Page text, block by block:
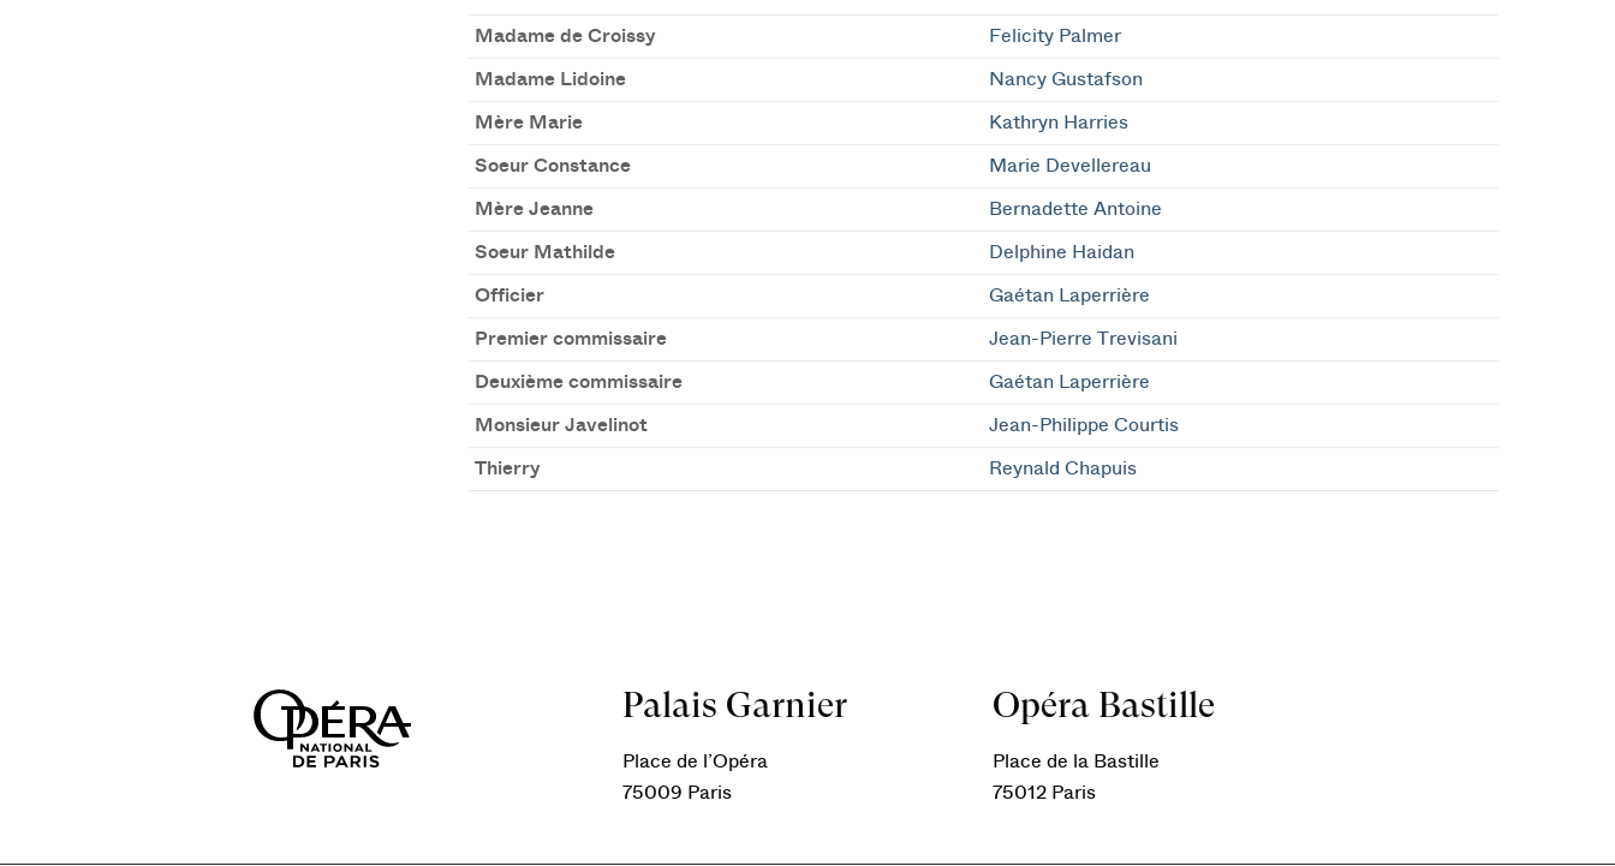
Madame de Croissy Felicity Palmer
Madame Lidoine Nancy Gustafson
Mère Marie Kathryn Harries
Soeur Constance Marie Devellereau
Mère Jeanne Bernadette Antoine
Soeur Mathilde Delphine Haidan
Officier Gaétan Laperrière
Premier commissaire Jean-Pierre Trevisani
Deuxième commissaire Gaétan Laperrière
Monsieur Javelinot Jean-Philippe Courtis
Thierry Reynald Chapuis
Palais Garnier
Place de l’Opéra
75009 Paris
Opéra Bastille
Place de la Bastille
75012 Paris